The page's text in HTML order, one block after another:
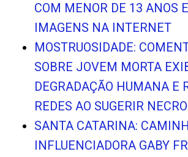
COM MENOR DE 13 ANOS
IMAGENS NA INTERNET
MOSTRUOSIDADE:
SOBRE JOVEM MORTA
DEGRADAÇÃO HUMANA E
REDES AO SUGERIR
SANTA CATARINA:
INFLUENCIADORA GABY